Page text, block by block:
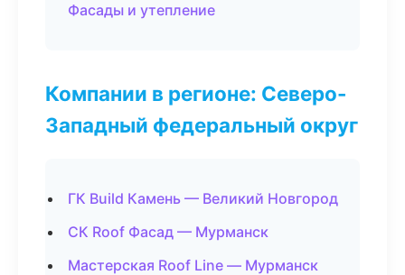
Фасады и утепление
Компании в регионе: Северо-
Западный федеральный округ
ГК Build Камень — Великий Новгород
СК Roof Фасад — Мурманск
Мастерская Roof Line — Мурманск